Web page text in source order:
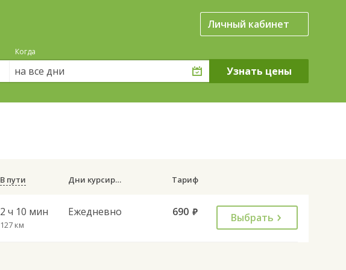
Личный кабинет
Когда
на все дни
В пути Дни курсирования Тариф
2 ч 10 мин
127 км
Ежедневно 690 руб. Выбрать